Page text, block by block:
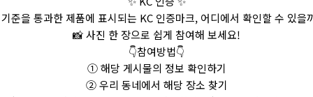
준을 통과한 제품에 표시되는 KC 인증마크, 어디에서 확인할 수 있을
📸 사진 한 장으로 쉽게 참여해 보세요!
👇참여방법👇
① 해당 게시물의 정보 확인하기
② 우리 동네에서 해당 장소 찾기